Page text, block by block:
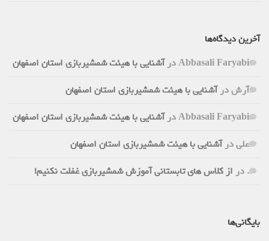
آخرین دیدگاه‌ها
Abbasali Faryabiدرآشنایی با هیئت شمشیربازی استان اصفهان
آرشدرآشنایی با هیئت شمشیربازی استان اصفهان
Abbasali Faryabiدرآشنایی با هیئت شمشیربازی استان اصفهان
علیدرآشنایی با هیئت شمشیربازی استان اصفهان
. در از کلاس های تابستانی آموزش شمشیربازی غفلت نکنیم!
بایگانی‌ها